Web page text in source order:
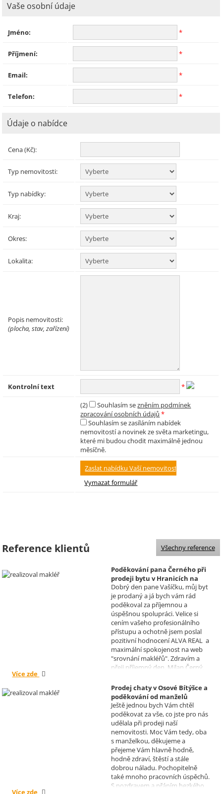
Vaše osobní údaje
Jméno: *
Příjmení: *
Email: *
Telefon: *
Údaje o nabídce
Cena (Kč):
Typ nemovitosti:
Typ nabídky:
Kraj:
Okres:
Lokalita:
Popis nemovitosti:
(plocha, stav, zařízení)
Kontrolní text *
(2) Souhlasím sezněním podmínek
zpracování osobních údajů *
Souhlasím se zasíláním nabídek
nemovitostí a novinek ze světa marketingu,
které mi budou chodit maximálně jednou
měsíčně.
Reference klientů
Poděkování pana Černého při
prodeji bytu v Hranicích na
Moravě
Realizoval makléř: David
Vašíček
Dobrý den pane Vašíčku, můj byt
je prodaný a já bych vám rád
poděkoval za příjemnou a
úspěšnou spolupráci. Velice si
cením vašeho profesionálního
přístupu a ochotně jsem poslal
pozitivní hodnocení ALVA REAL a
maximální spokojenost na web
"srovnání makléřů". Zdravím a
přeji příjemný den, Milan Černý,
Více zde
Prodej chaty v Osové Bítýšce a
poděkování od manželů
Kovandových
Realizoval makléř: Sylva
Čadová
Ještě jednou bych Vám chtěl
poděkovat za vše, co jste pro nás
udělala při prodeji naší
nemovitosti. Moc Vám tedy, oba
s manželkou, děkujeme a
přejeme Vám hlavně hodně,
hodně zdraví, štěstí a stále
dobrou náladu. Pochopitelně
také mnoho pracovních úspěchů.
S pozdravem a přáním hezkého
Více zde
Všechny reference